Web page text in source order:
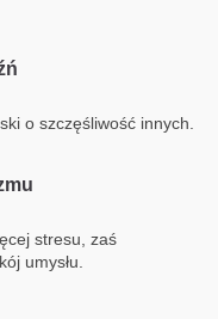
o szczęśliwość innych.
stresu, zaś
umysłu.